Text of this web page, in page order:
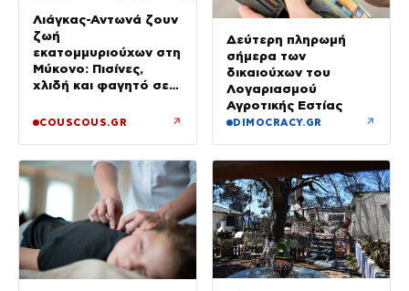
Λιάγκας-Αντωνά ζουν
ζωή
εκατομμυριούχων στη
Μύκονο: Πισίνες,
χλιδή και φαγητό σε
COUSCOUS.GR ↗
Δεύτερη πληρωμή
σήμερα των
δικαιούχων του
Λογαριασμού
Αγροτικής Εστίας
DIMOCRACY.GR ↗